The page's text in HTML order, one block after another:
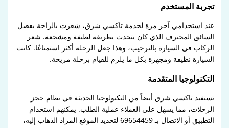
تجربة المستخدم
عند استخدامي آخر مرة لخدمة تاكسي شرق، شعرت بالراحة بفضل
السائق المحترف الذي كان يتحدث بطريقة لطيفة ومشجعة. شعر
الركاب في السيارة بالترحيب، وهذا جعل الرحلة أكثر استمتاعًا. كانت
السيارة نظيفة ومجهزة بكل ما يلزم للقيام برحلة مريحة.
التكنولوجيا المتقدمة
تستفيد تاكسي شرق أيضاً من التكنولوجيا الحديثة في نظام حجز
الرحلات، مما يسهل على العملاء عملية الطلب. يمكنهم استخدام
التطبيق أو الاتصال بـ 69654459 لتحديد الموقع المراد الذهاب إليه،